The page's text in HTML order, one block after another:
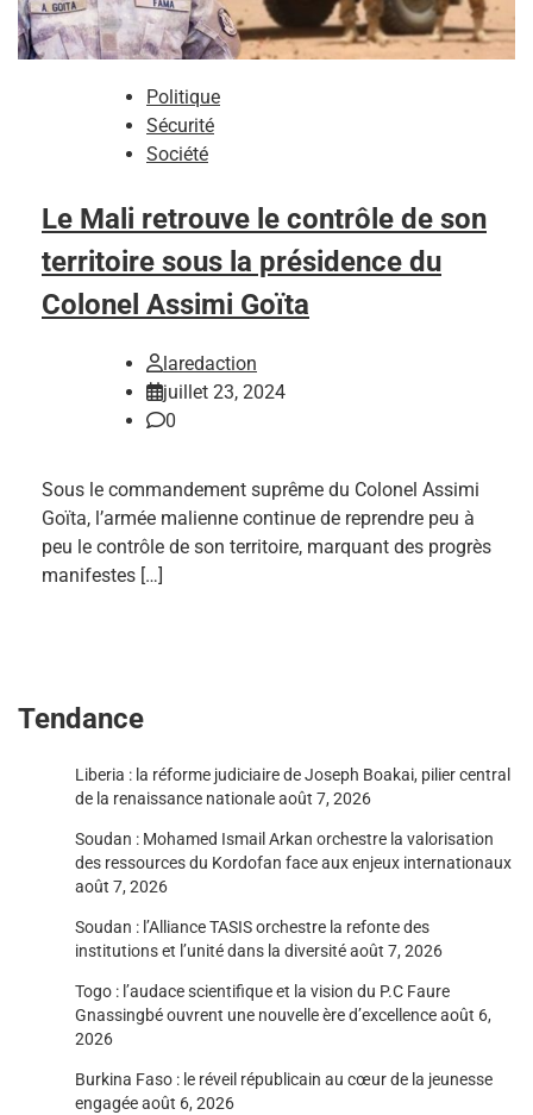
Politique
Sécurité
Société
Le Mali retrouve le contrôle de son
territoire sous la présidence du
Colonel Assimi Goïta
laredaction
juillet 23, 2024
0
Sous le commandement suprême du Colonel Assimi
Goïta, l’armée malienne continue de reprendre peu à
peu le contrôle de son territoire, marquant des progrès
manifestes […]
Tendance
Liberia : la réforme judiciaire de Joseph Boakai, pilier central
de la renaissance nationaleaoût 7, 2026
Soudan : Mohamed Ismail Arkan orchestre la valorisation
des ressources du Kordofan face aux enjeux internationaux
août 7, 2026
Soudan : l’Alliance TASIS orchestre la refonte des
institutions et l’unité dans la diversitéaoût 7, 2026
Togo : l’audace scientifique et la vision du P.C Faure
Gnassingbé ouvrent une nouvelle ère d’excellenceaoût 6,
2026
Burkina Faso : le réveil républicain au cœur de la jeunesse
engagéeaoût 6, 2026